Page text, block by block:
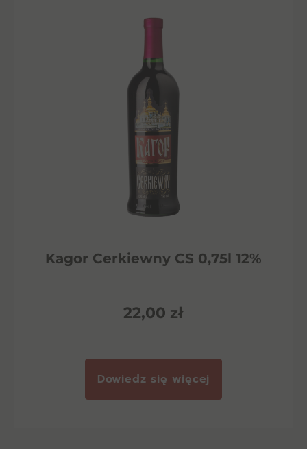
Kagor Cerkiewny CS 0,75l 12%
22,00 zł
Dowiedz się więcej